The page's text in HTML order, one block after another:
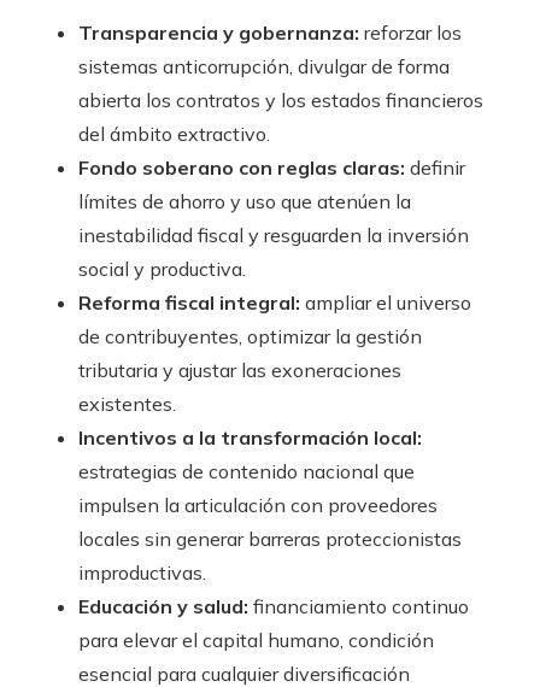
Transparencia y gobernanza: reforzar los
sistemas anticorrupción, divulgar de forma
abierta los contratos y los estados financieros
del ámbito extractivo.
Fondo soberano con reglas claras: definir
límites de ahorro y uso que atenúen la
inestabilidad fiscal y resguarden la inversión
social y productiva.
Reforma fiscal integral: ampliar el universo
de contribuyentes, optimizar la gestión
tributaria y ajustar las exoneraciones
existentes.
Incentivos a la transformación local:
estrategias de contenido nacional que
impulsen la articulación con proveedores
locales sin generar barreras proteccionistas
improductivas.
Educación y salud: financiamiento continuo
para elevar el capital humano, condición
esencial para cualquier diversificación